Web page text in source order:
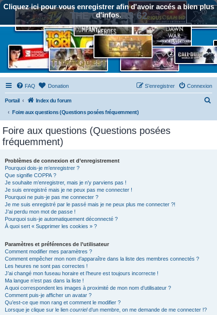
Cliquez ici pour vous enregistrer afin d'avoir accés a bien plus
d'infos.
THE GAMERS 62
FAQ Donation Connexion
S’enregistrer
Portail
Index du forum
Foire aux questions (Questions posées fréquemment)
Foire aux questions (Questions posées
fréquemment)
Problèmes de connexion et d’enregistrement
Pourquoi dois-je m’enregistrer ?
Que signifie COPPA ?
Je souhaite m’enregistrer, mais je n’y parviens pas !
Je suis enregistré mais je ne peux pas me connecter !
Pourquoi ne puis-je pas me connecter ?
Je me suis enregistré par le passé mais je ne peux plus me connecter ?!
J’ai perdu mon mot de passe !
Pourquoi suis-je automatiquement déconnecté ?
À quoi sert « Supprimer les cookies » ?
Paramètres et préférences de l’utilisateur
Comment modifier mes paramètres ?
Comment empêcher mon nom d’apparaître dans la liste des membres connectés ?
Les heures ne sont pas correctes !
J’ai changé mon fuseau horaire et l’heure est toujours incorrecte !
Ma langue n’est pas dans la liste !
A quoi correspondent les images à proximité de mon nom d’utilisateur ?
Comment puis-je afficher un avatar ?
Qu’est-ce que mon rang et comment le modifier ?
Lorsque je clique sur le lien courrield’un membre, on me demande de me connecter !?